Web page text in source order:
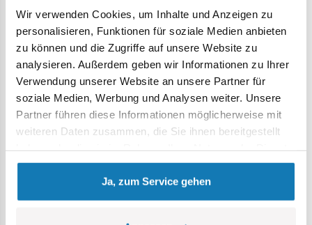
Wir verwenden Cookies, um Inhalte und Anzeigen zu
personalisieren, Funktionen für soziale Medien anbieten
zu können und die Zugriffe auf unsere Website zu
analysieren. Außerdem geben wir Informationen zu Ihrer
Verwendung unserer Website an unsere Partner für
soziale Medien, Werbung und Analysen weiter. Unsere
Partner führen diese Informationen möglicherweise mit
weiteren Daten zusammen, die Sie ihnen bereitgestellt
gesammelt haben.
Ja, zum Service gehen
Achtung: Nicht für Kinder unter 36 Monaten geeignet.
Erstickungsgefahr. Kleine Teile könnten verschluckt
werden. Wir empfehlen, die Verpackung als Referenz
aufzubewahren. Modell und Farben können leicht von der
Abbildung abweichen.
Kategorie Bestseller